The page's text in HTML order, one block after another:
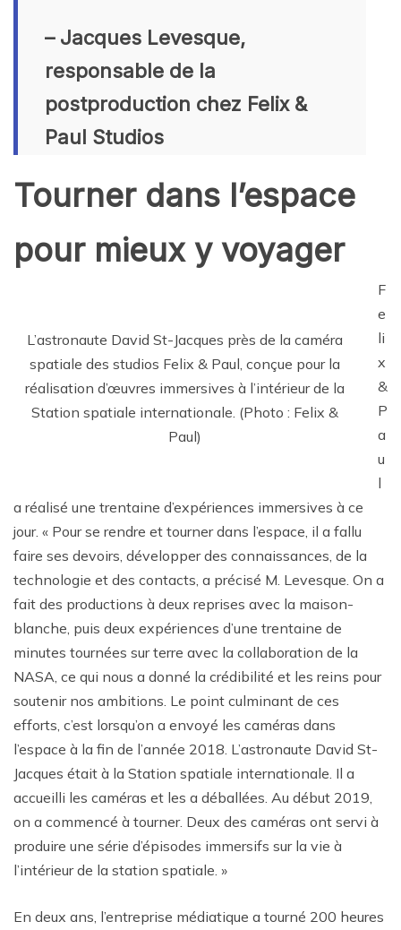
– Jacques Levesque,
responsable de la
postproduction chez Felix &
Paul Studios
Tourner dans l’espace
pour mieux y voyager
L’astronaute David St-Jacques près de la caméra
spatiale des studios Felix & Paul, conçue pour la
réalisation d’œuvres immersives à l’intérieur de la
Station spatiale internationale. (Photo : Felix &
Paul)
F
e
li
x
&
P
a
u
l
a réalisé une trentaine d’expériences immersives à ce
jour. « Pour se rendre et tourner dans l’espace, il a fallu
faire ses devoirs, développer des connaissances, de la
technologie et des contacts, a précisé M. Levesque. On a
fait des productions à deux reprises avec la maison-
blanche, puis deux expériences d’une trentaine de
minutes tournées sur terre avec la collaboration de la
NASA, ce qui nous a donné la crédibilité et les reins pour
soutenir nos ambitions. Le point culminant de ces
efforts, c’est lorsqu’on a envoyé les caméras dans
l’espace à la fin de l’année 2018. L’astronaute David St-
Jacques était à la Station spatiale internationale. Il a
accueilli les caméras et les a déballées. Au début 2019,
on a commencé à tourner. Deux des caméras ont servi à
produire une série d’épisodes immersifs sur la vie à
l’intérieur de la station spatiale. »
En deux ans, l’entreprise médiatique a tourné 200 heures